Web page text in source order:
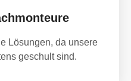
Lösungen, da unsere
geschult sind.